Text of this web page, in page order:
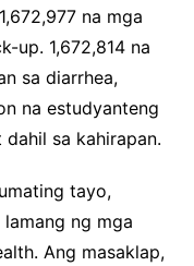
na mga
up. 1,672,814 na
sa diarrhea,
na estudyanteng
sa kahirapan.
tayo,
ng mga
Ang masaklap,